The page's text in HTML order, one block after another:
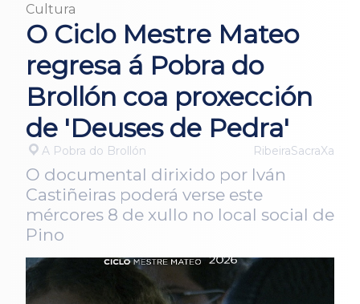
Cultura
O Ciclo Mestre Mateo
regresa á Pobra do
Brollón coa proxección
de 'Deuses de Pedra'
A Pobra do Brollón RibeiraSacraXa
O documental dirixido por Iván
Castiñeiras poderá verse este
mércores 8 de xullo no local social de
Pino